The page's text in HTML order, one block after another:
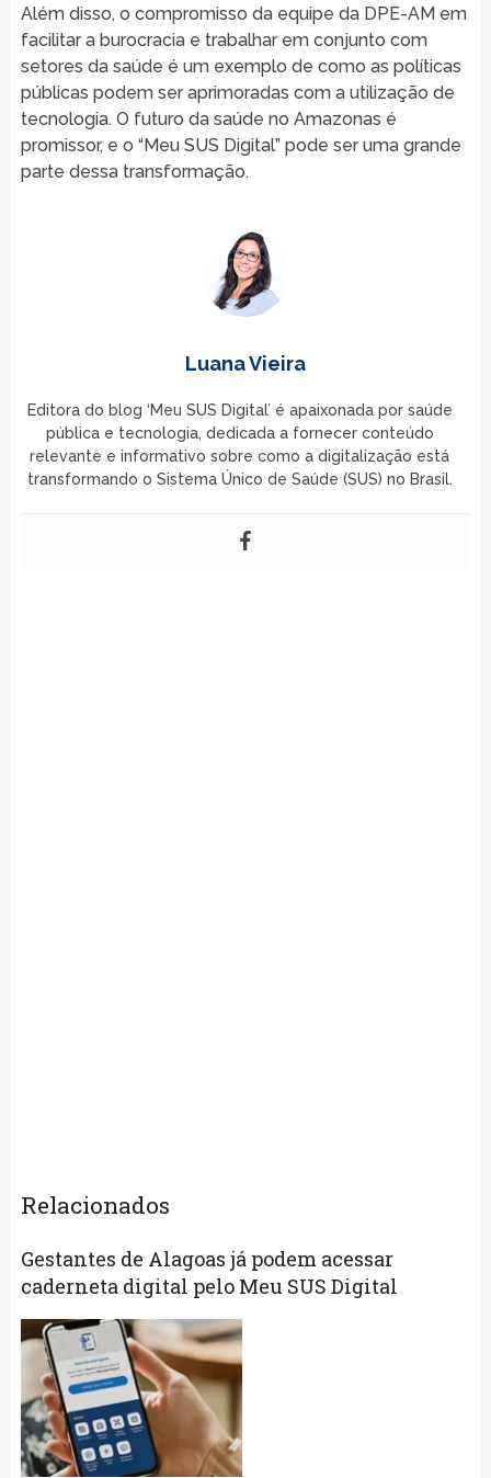
Além disso, o compromisso da equipe da DPE-AM em
facilitar a burocracia e trabalhar em conjunto com
setores da saúde é um exemplo de como as políticas
públicas podem ser aprimoradas com a utilização de
tecnologia. O futuro da saúde no Amazonas é
promissor, e o “Meu SUS Digital” pode ser uma grande
parte dessa transformação.
Luana Vieira
Editora do blog ‘Meu SUS Digital’ é apaixonada por saúde
pública e tecnologia, dedicada a fornecer conteúdo
relevante e informativo sobre como a digitalização está
transformando o Sistema Único de Saúde (SUS) no Brasil.
Relacionados
Gestantes de Alagoas já podem acessar
caderneta digital pelo Meu SUS Digital